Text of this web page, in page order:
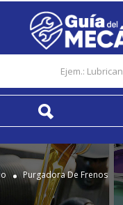
Purgadora De Frenos